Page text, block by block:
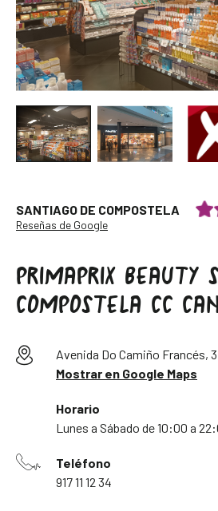
SANTIAGO DE COMPOSTELA
Reseñas de Google
PRIMAPRIX BEAUTY
COMPOSTELA CC
Avenida Do Camiño Francés, 3
Mostrar en Google Maps
Horario
Lunes a Sábado de 10:00 a
Teléfono
917 11 12 34